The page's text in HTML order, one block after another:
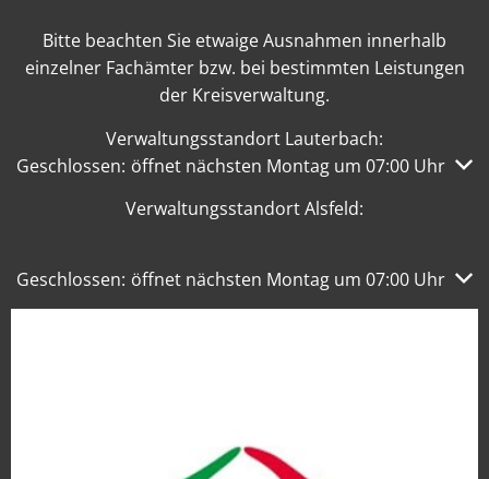
Bitte beachten Sie etwaige Ausnahmen innerhalb
einzelner Fachämter bzw. bei bestimmten Leistungen
der Kreisverwaltung.
Verwaltungsstandort Lauterbach:
Klicken, um weitere Öffnungs- oder Schließzeiten
Geschlossen: öffnet nächsten Montag um 07:00 Uhr
Verwaltungsstandort Alsfeld:
Klicken, um weitere Öffnungs- oder Schließzeiten
Geschlossen: öffnet nächsten Montag um 07:00 Uhr